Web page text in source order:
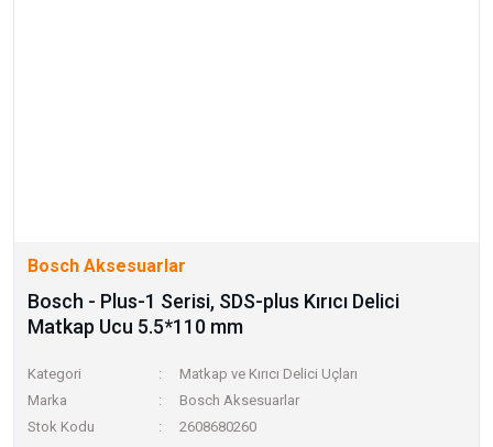
Bosch Aksesuarlar
Bosch - Plus-1 Serisi, SDS-plus Kırıcı Delici
Matkap Ucu 5.5*110 mm
Kategori
Matkap ve Kırıcı Delici Uçları
Marka
Bosch Aksesuarlar
Stok Kodu
2608680260